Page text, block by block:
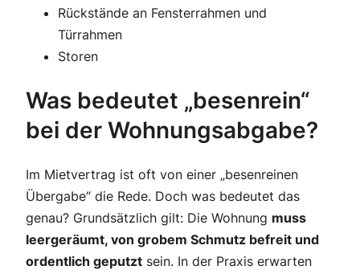
Rückstände an Fensterrahmen und
Türrahmen
Storen
Was bedeutet „besenrein“
bei der Wohnungsabgabe?
Im Mietvertrag ist oft von einer „besenreinen
Übergabe“ die Rede. Doch was bedeutet das
genau? Grundsätzlich gilt: Die Wohnung muss
leergeräumt, von grobem Schmutz befreit und
ordentlich geputzt sein. In der Praxis erwarten